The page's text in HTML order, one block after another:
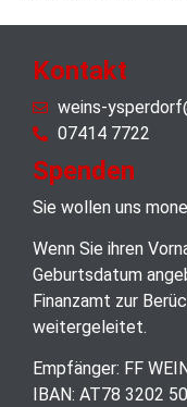
Kontakt
weins-
07414 7722
Spenden
Sie wollen uns
Wenn Sie ihren
Geburtsdatum
Finanzamt zur
weitergeleitet.
Empfänger: FF
IBAN: AT78 3202